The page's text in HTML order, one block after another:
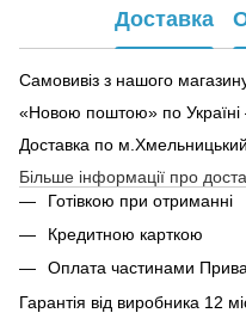
Доставка
Самовивіз з нашого
«Новою поштою» по
Доставка по
Більше інформації про
Готівкою при отриманні
Кредитною карткою
Оплата частинами
Гарантія від виробника 12